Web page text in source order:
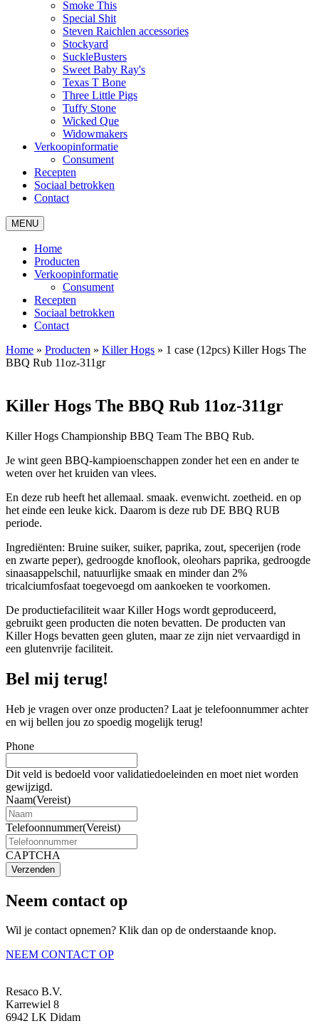
Smoke This
Special Shit
Steven Raichlen accessories
Stockyard
SuckleBusters
Sweet Baby Ray's
Texas T Bone
Three Little Pigs
Tuffy Stone
Wicked Que
Widowmakers
Verkoopinformatie
Consument
Recepten
Sociaal betrokken
Contact
MENU
Home
Producten
Verkoopinformatie
Consument
Recepten
Sociaal betrokken
Contact
Home » Producten » Killer Hogs » 1 case (12pcs) Killer Hogs The
BBQ Rub 11oz-311gr
Killer Hogs The BBQ Rub 11oz-311gr
Killer Hogs Championship BBQ Team The BBQ Rub.
Je wint geen BBQ-kampioenschappen zonder het een en ander te
weten over het kruiden van vlees.
En deze rub heeft het allemaal. smaak. evenwicht. zoetheid. en op
het einde een leuke kick. Daarom is deze rub DE BBQ RUB
periode.
Ingrediënten: Bruine suiker, suiker, paprika, zout, specerijen (rode
en zwarte peper), gedroogde knoflook, oleohars paprika, gedroogde
sinaasappelschil, natuurlijke smaak en minder dan 2%
tricalciumfosfaat toegevoegd om aankoeken te voorkomen.
De productiefaciliteit waar Killer Hogs wordt geproduceerd,
gebruikt geen producten die noten bevatten. De producten van
Killer Hogs bevatten geen gluten, maar ze zijn niet vervaardigd in
een glutenvrije faciliteit.
Bel mij terug!
Heb je vragen over onze producten? Laat je telefoonnummer achter
en wij bellen jou zo spoedig mogelijk terug!
Phone
Dit veld is bedoeld voor validatiedoeleinden en moet niet worden
gewijzigd.
Naam(Vereist)
Telefoonnummer(Vereist)
CAPTCHA
Verzenden
Neem contact op
Wil je contact opnemen? Klik dan op de onderstaande knop.
NEEM CONTACT OP
Resaco B.V.
Karrewiel 8
6942 LK Didam